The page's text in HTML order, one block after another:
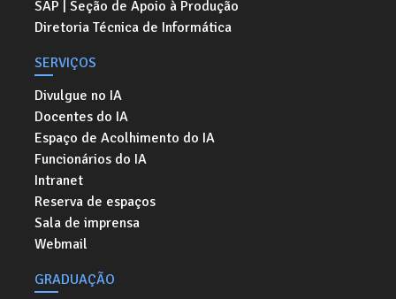
SAP | Seção de Apoio à Produção
Diretoria Técnica de Informática
SERVIÇOS
Divulgue no IA
Docentes do IA
Espaço de Acolhimento do IA
Funcionários do IA
Intranet
Reserva de espaços
Sala de imprensa
Webmail
GRADUAÇÃO